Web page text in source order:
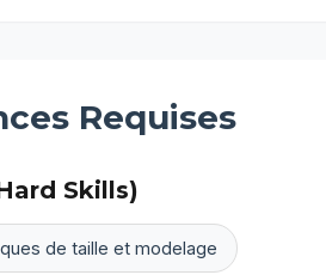
Requises
Skills)
de taille et modelage